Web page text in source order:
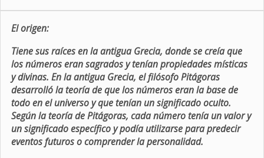
El origen:
Tiene sus raíces en la antigua Grecia, donde se creía que
los números eran sagrados y tenían propiedades místicas
y divinas. En la antigua Grecia, el filósofo Pitágoras
desarrolló la teoría de que los números eran la base de
todo en el universo y que tenían un significado oculto.
Según la teoría de Pitágoras, cada número tenía un valor y
un significado específico y podía utilizarse para predecir
eventos futuros o comprender la personalidad.